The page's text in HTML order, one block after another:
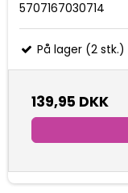
5707167030714
På lager (2 stk.)
139,95 DKK